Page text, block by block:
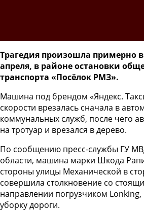
Трагедия произошла примерно
апреля, в районе остановки
транспорта «Посёлок РМЗ».
Машина под брендом «Яндекс.
скорости врезалась сначала в
коммунальных служб, после чего
на тротуар и врезался в дерево.
По сообщению пресс-службы ГУ
области, машина марки Шкода
стороны улицы Механической в
совершила столкновение со
направлении погрузчиком
уборку дороги.